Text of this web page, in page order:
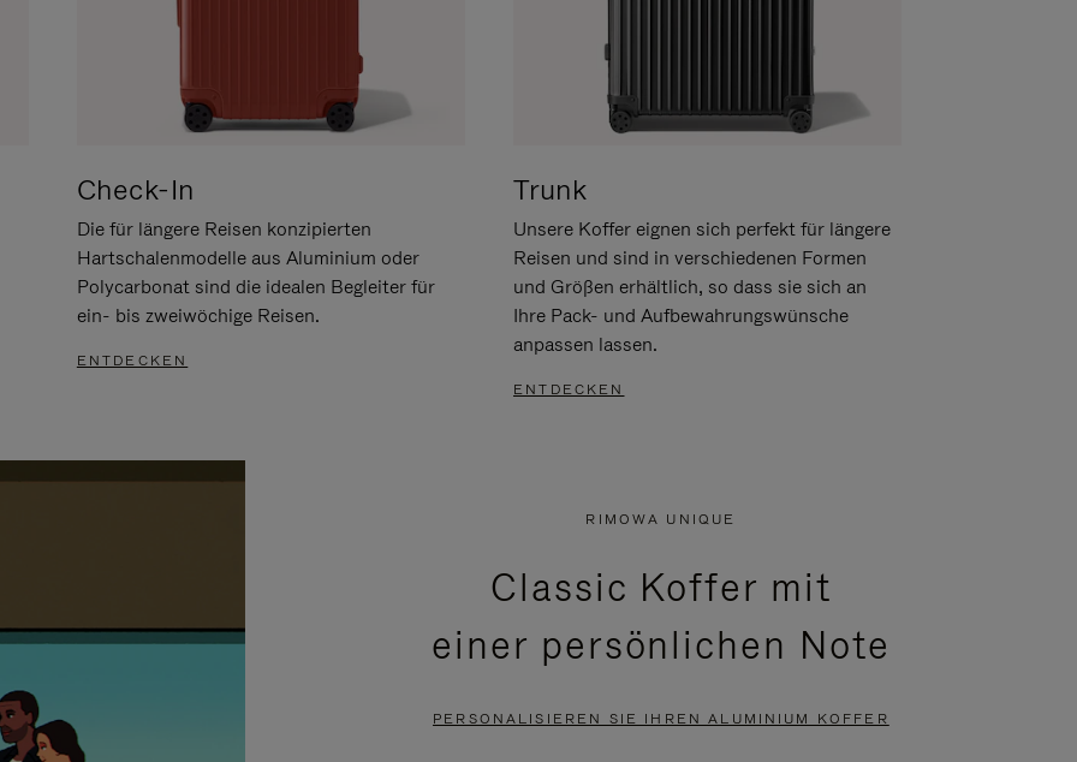
Check-In
Die für längere Reisen konzipierten
Hartschalenmodelle aus Aluminium oder
Polycarbonat sind die idealen Begleiter für
ein- bis zweiwöchige Reisen.
ENTDECKEN
Trunk
Unsere Koffer eignen sich perfekt für längere
Reisen und sind in verschiedenen Formen
und Größen erhältlich, so dass sie sich an
Ihre Pack- und Aufbewahrungswünsche
anpassen lassen.
ENTDECKEN
RIMOWA UNIQUE
Classic Koffer mit
einer persönlichen Note
PERSONALISIEREN SIE IHREN ALUMINIUM KOFFER